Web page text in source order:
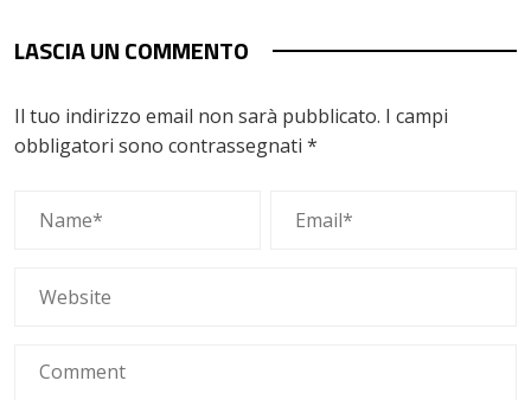
LASCIA UN COMMENTO
Il tuo indirizzo email non sarà pubblicato. I campi
obbligatori sono contrassegnati *